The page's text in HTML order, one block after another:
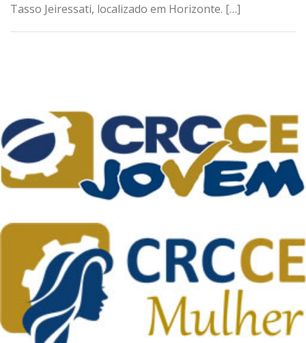
Tasso Jeiressati, localizado em Horizonte. […]